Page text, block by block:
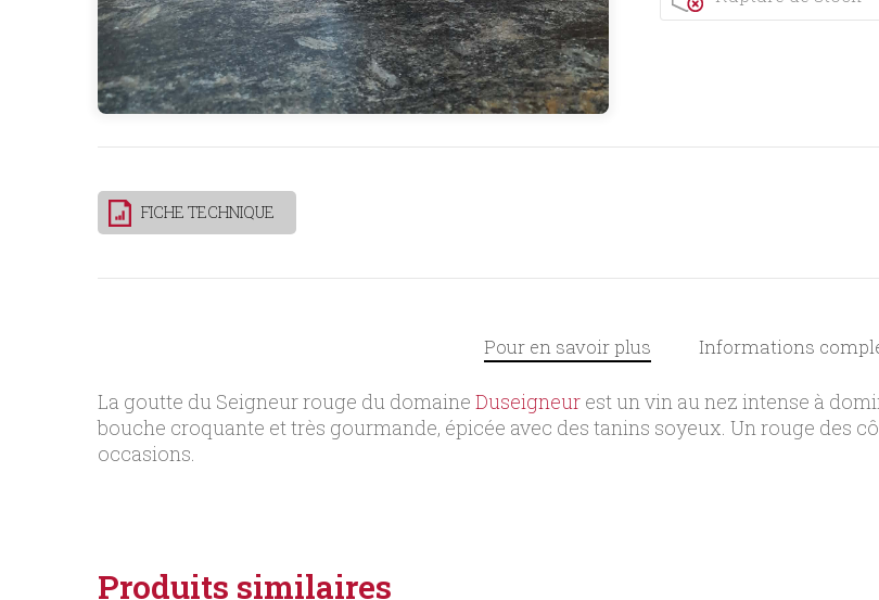
FICHE TECHNIQUE
Pour en savoir plus Informations
La goutte du Seigneur rouge du domaine Duseigneur est un vin au nez intense à
bouche croquante et très gourmande, épicée avec des tanins soyeux. Un rouge des
occasions.
Produits similaires